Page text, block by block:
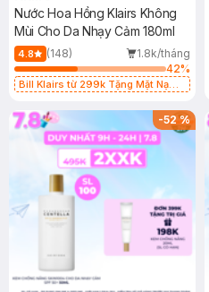
Nước Hoa Hồng Klairs Không
Mùi Cho Da Nhạy Cảm 180ml
4.8 (148)
1.8k/tháng
42%
Bill Klairs từ 299k Tặng Mặt Nạ
25ml (SL Có Hạn)
-52%